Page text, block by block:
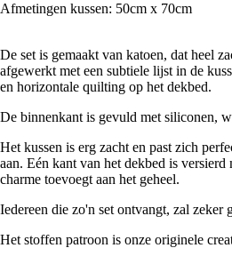
Afmetingen kussen: 50cm x 70cm
De set is gemaakt van katoen, dat heel
afgewerkt met een subtiele lijst in de
en horizontale quilting op het dekbed.
De binnenkant is gevuld met siliconen,
Het kussen is erg zacht en past zich
aan. Eén kant van het dekbed is
charme toevoegt aan het geheel.
Iedereen die zo'n set ontvangt, zal zeker
Het stoffen patroon is onze originele